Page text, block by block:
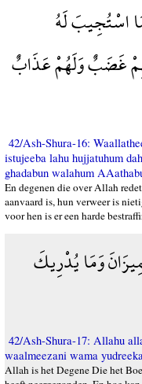
اسْتُجِيبَ لَهُ
غَضَبٌ وَلَهُمْ عَذَابٌ
42/Ash-Shura-16:
istujeeba lahu hujjatuhum
ghadabun walahum
En degenen die over Allah
aanvaard is, hun verweer is
voor hen is er een harde
وَمَا يُدْرِيكَ
42/Ash-Shura-17: Allahu
waalmeezani wama
Allah is het Degene Die het